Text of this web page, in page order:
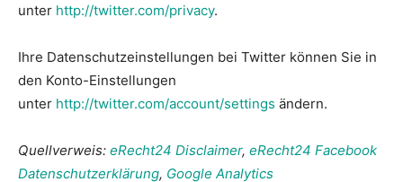
unter http://twitter.com/privacy.
Ihre Datenschutzeinstellungen bei Twitter können Sie in
den Konto-Einstellungen
unter http://twitter.com/account/settings ändern.
Quellverweis: eRecht24 Disclaimer, eRecht24 Facebook
Datenschutzerklärung, Google Analytics